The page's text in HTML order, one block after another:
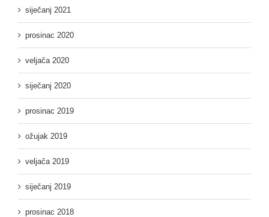
siječanj 2021
prosinac 2020
veljača 2020
siječanj 2020
prosinac 2019
ožujak 2019
veljača 2019
siječanj 2019
prosinac 2018